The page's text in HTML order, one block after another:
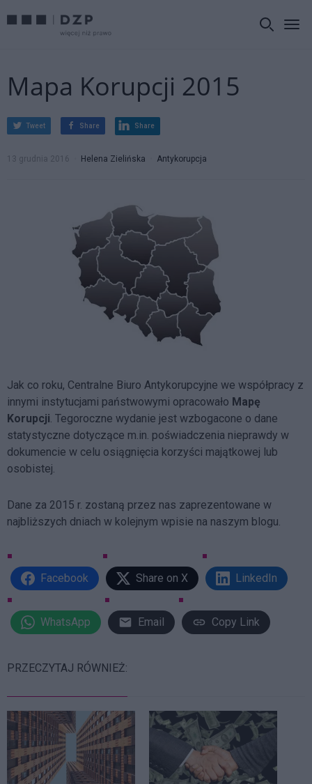
Mapa Korupcji 2015
Tweet Share Share
13 grudnia 2016 Helena Zielińska Antykorupcja
Jak co roku, Centralne Biuro Antykorupcyjne we współpracy z
innymi instytucjami państwowymi opracowało Mapę
Korupcji . Tegoroczne wydanie jest wzbogacone o dane
statystyczne dotyczące m.in. poświadczenia nieprawdy w
dokumencie w celu osiągnięcia korzyści majątkowej lub
osobistej.
Dane za 2015 r. zostaną przez nas zaprezentowane w
najbliższych dniach w kolejnym wpisie na naszym blogu.
Facebook Share on X LinkedIn
WhatsApp Email Copy Link
PRZECZYTAJ RÓWNIEŻ: